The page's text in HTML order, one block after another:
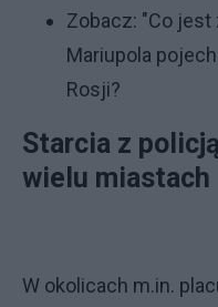
Zobacz: "Co jest
Mariupola
Rosji?
Starcia z
wielu miastach
W okolicach m.in.